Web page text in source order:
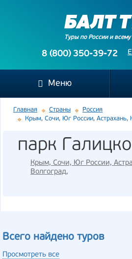
Туры по России и
8 (800) 350-39-72
Меню
Главная Страны
Россия
Крым, Сочи, Юг России, Астрахань,
парк
Крым, Сочи, Юг России,
Волгоград,
Всего найдено туров
Просмотреть все